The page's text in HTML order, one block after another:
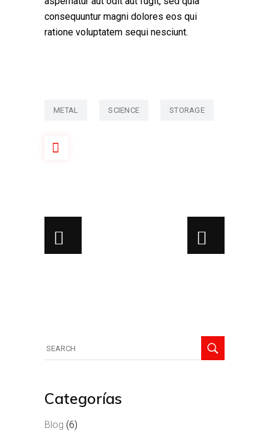
consequuntur magni dolores eos qui
ratione voluptatem sequi nesciunt.
METAL SCIENCE STORAGE
Categorías
Blog (6)